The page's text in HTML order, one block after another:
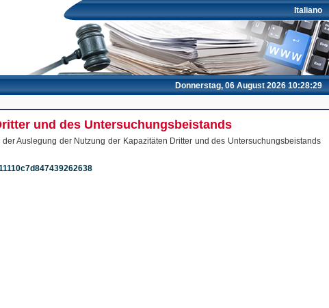
Italiano
Donnerstag, 06 August 2026 10:28:29
und des Untersuchungsbeistands
Auslegung der Nutzung der Kapazitäten Dritter und des Untersuchungsbeistands